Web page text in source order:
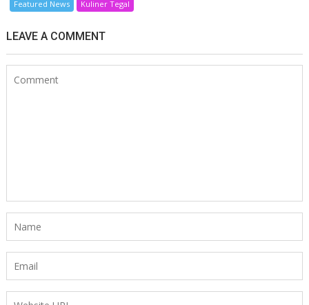
Featured News Kuliner Tegal
LEAVE A COMMENT